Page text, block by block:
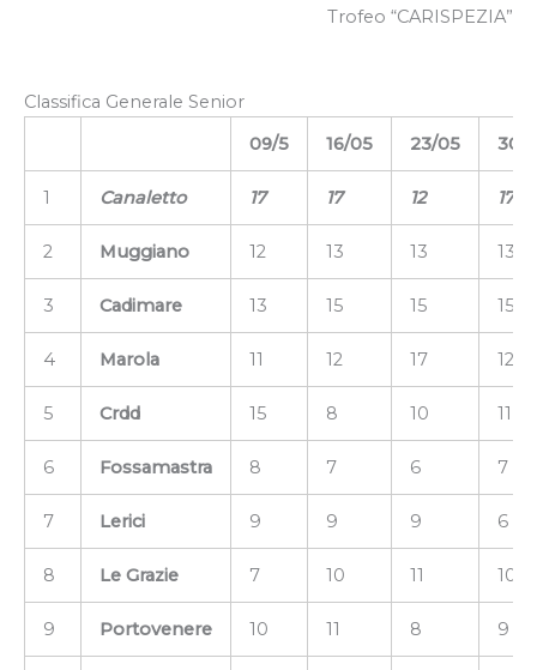
Trofeo “CARISPEZIA”
Classifica Generale Senior
09/5
16/05 23/05 30/
1 Canaletto 17 17 12 17
2 Muggiano 12 13 13 13
3 Cadimare 13 15 15 15
4 Marola 11 12 17 12
5 Crdd 15 8 10 11
6 Fossamastra 8 7 6 7
7 Lerici 9 9 9 6
8 Le Grazie 7 10 11 10
9 Portovenere 10 11 8 9